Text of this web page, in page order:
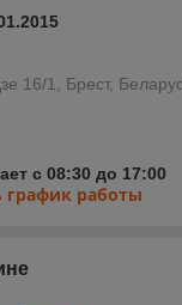
16/1, Брест,
с 08:30 до 17:00
график работы